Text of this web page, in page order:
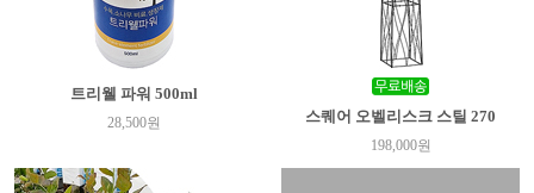
트리웰 파워 500ml
28,500원 스퀘어 오벨리스크 스틸 270
198,000원